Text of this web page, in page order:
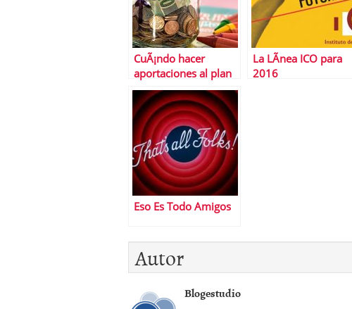
CuÃ¡ndo hacer
aportaciones al plan
de pensiones
La LÃ­nea ICO para
2016
Eso Es Todo Amigos
Autor
Blogestudio